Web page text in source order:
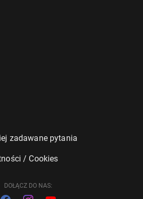
zadawane pytania
/ Cookies
DOŁĄCZ DO NAS: